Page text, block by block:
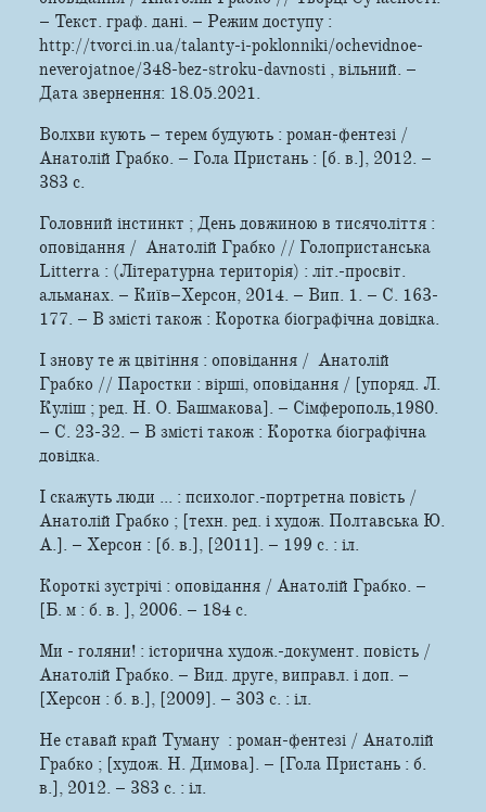
– Текст. граф. дані. – Режим доступу :
http://tvorci.in.ua/talanty-i-poklonniki/ochevidnoe-
neverojatnoe/348-bez-stroku-davnosti , вільний. –
Дата звернення: 18.05.2021.
Волхви кують – терем будують : роман-фентезі /
Анатолій Грабко. – Гола Пристань : [б. в.], 2012. –
383 с.
Головний інстинкт ; День довжиною в тисячоліття :
оповідання / Анатолій Грабко // Голопристанська
Litterra : (Літературна територія) : літ.-просвіт.
альманах. – Київ–Херсон, 2014. – Вип. 1. – С. 163-
177. – В змісті також : Коротка біографічна довідка.
І знову те ж цвітіння : оповідання / Анатолій
Грабко // Паростки : вірші, оповідання / [упоряд. Л.
Куліш ; ред. Н. О. Башмакова]. – Сімферополь,1980.
– С. 23-32. – В змісті також : Коротка біографічна
довідка.
І скажуть люди ... : психолог.-портретна повість /
Анатолій Грабко ; [техн. ред. і худож. Полтавська Ю.
А.]. – Херсон : [б. в.], [2011]. – 199 с. : іл.
Короткі зустрічі : оповідання / Анатолій Грабко. –
[Б. м : б. в. ], 2006. – 184 с.
Ми - голяни! : історична худож.-документ. повість /
Анатолій Грабко. – Вид. друге, виправл. і доп. –
[Херсон : б. в.], [2009]. – 303 с. : іл.
Не ставай край Туману : роман-фентезі / Анатолій
Грабко ; [худож. Н. Димова]. – [Гола Пристань : б.
в.], 2012. – 383 с. : іл.